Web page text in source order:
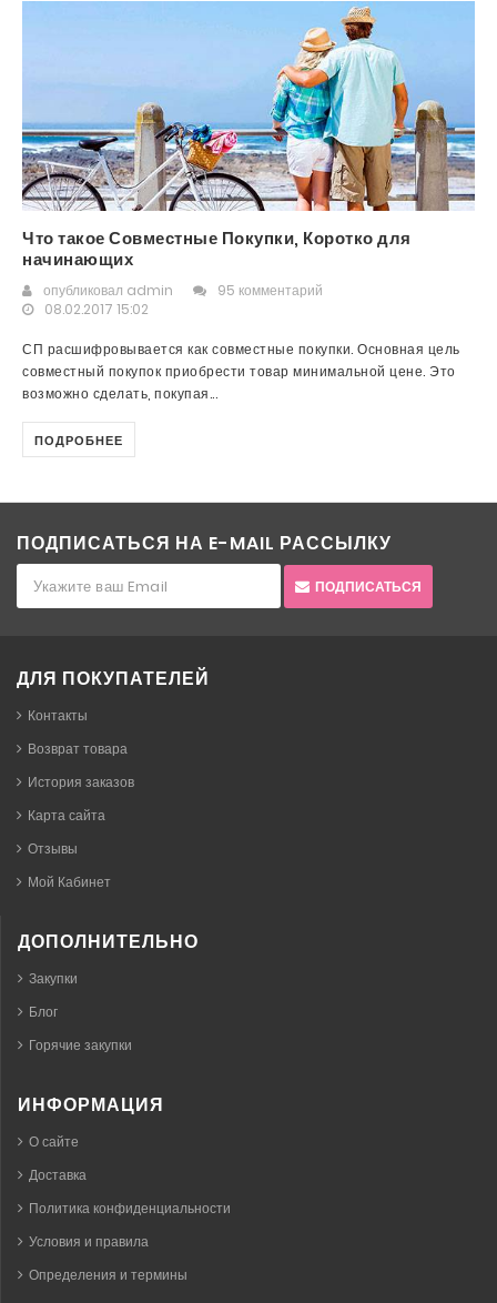
Что такое Совместные Покупки, Коротко для
начинающих
опубликовал admin
95 комментарий
08.02.2017 15:02
СП расшифровывается как совместные покупки. Основная цель
совместный покупок приобрести товар минимальной цене. Это
возможно сделать, покупая...
ПОДРОБНЕЕ
ПОДПИСАТЬСЯ НА E-MAIL РАССЫЛКУ
ПОДПИСАТЬСЯ
ДЛЯ ПОКУПАТЕЛЕЙ
Контакты
Возврат товара
История заказов
Карта сайта
Отзывы
Мой Кабинет
ДОПОЛНИТЕЛЬНО
Закупки
Блог
Горячие закупки
ИНФОРМАЦИЯ
О сайте
Доставка
Политика конфиденциальности
Условия и правила
Определения и термины